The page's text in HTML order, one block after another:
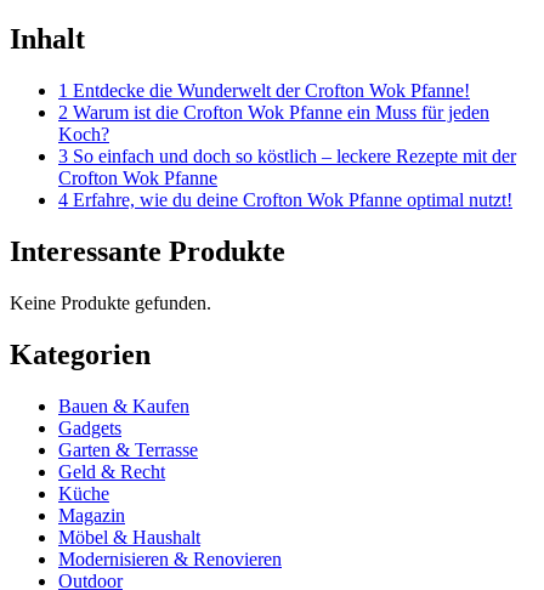
Inhalt
1 Entdecke die Wunderwelt der Crofton Wok Pfanne!
2 Warum ist die Crofton Wok Pfanne ein Muss für jeden
Koch?
3 So einfach und doch so köstlich – leckere Rezepte mit der
Crofton Wok Pfanne
4 Erfahre, wie du deine Crofton Wok Pfanne optimal nutzt!
Interessante Produkte
Keine Produkte gefunden.
Kategorien
Bauen & Kaufen
Gadgets
Garten & Terrasse
Geld & Recht
Küche
Magazin
Möbel & Haushalt
Modernisieren & Renovieren
Outdoor